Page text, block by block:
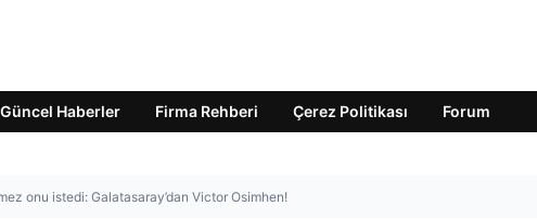
Güncel Haberler Firma Rehberi Çerez Politikası Forum
onu istedi: Galatasaray’dan Victor Osimhen!